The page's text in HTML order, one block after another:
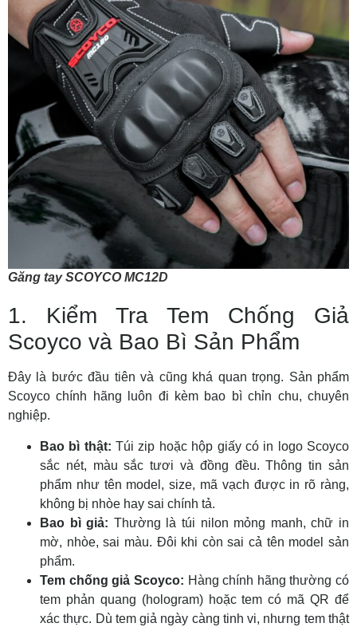
Găng tay SCOYCO MC12D
1. Kiểm Tra Tem Chống Giả
Scoyco và Bao Bì Sản Phẩm
Đây là bước đầu tiên và cũng khá quan trọng. Sản phẩm
Scoyco chính hãng luôn đi kèm bao bì chỉn chu, chuyên
nghiệp.
Bao bì thật: Túi zip hoặc hộp giấy có in logo Scoyco
sắc nét, màu sắc tươi và đồng đều. Thông tin sản
phẩm như tên model, size, mã vạch được in rõ ràng,
không bị nhòe hay sai chính tả.
Bao bì giả: Thường là túi nilon mỏng manh, chữ in
mờ, nhòe, sai màu. Đôi khi còn sai cả tên model sản
phẩm.
Tem chống giả Scoyco: Hàng chính hãng thường có
tem phản quang (hologram) hoặc tem có mã QR để
xác thực. Dù tem giả ngày càng tinh vi, nhưng tem thật